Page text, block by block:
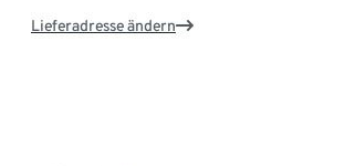
Lieferadresse ändern